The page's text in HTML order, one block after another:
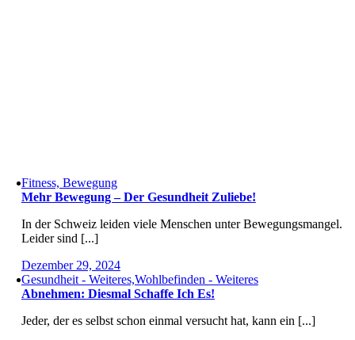
Fitness, Bewegung
Mehr Bewegung – Der Gesundheit Zuliebe!
In der Schweiz leiden viele Menschen unter Bewegungsmangel.
Leider sind [...]
Dezember 29, 2024
Gesundheit - Weiteres,Wohlbefinden - Weiteres
Abnehmen: Diesmal Schaffe Ich Es!
Jeder, der es selbst schon einmal versucht hat, kann ein [...]